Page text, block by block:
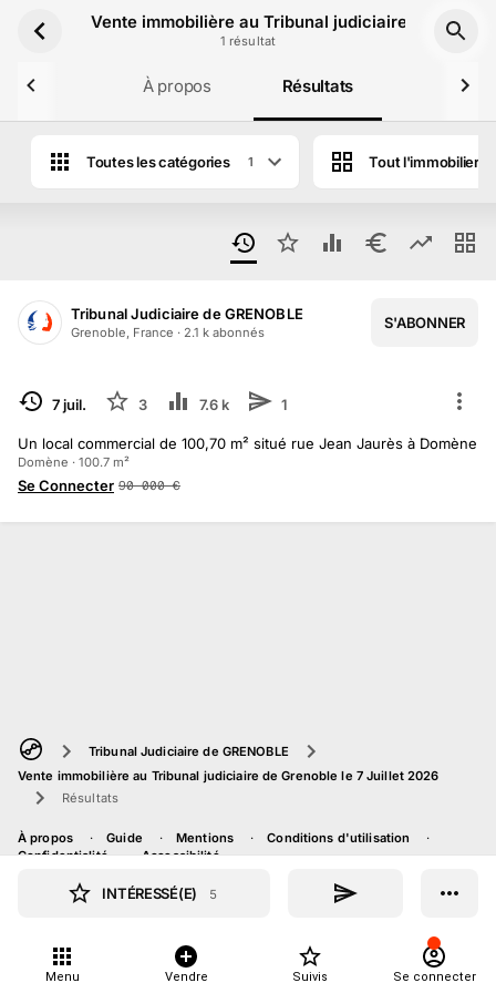
Vente immobilière au Tribunal judiciaire de
1 résultat
À propos Résultats
Toutes les catégories 1 Tout l'immobilier
Tribunal Judiciaire de GRENOBLE
Grenoble, France · 2.1 k abonnés
S'ABONNER
TERMINÉ7 juil. 3 7.6 k 1
Un local commercial de 100,70 m² situé rue Jean Jaurès à Domène
Domène · 100.7 m²
Se Connecter 90 000 €
Tribunal Judiciaire de GRENOBLE
Vente immobilière au Tribunal judiciaire de Grenoble le 7 Juillet 2026
Résultats
À propos Guide Mentions
Conditions d'utilisation
Confidentialité
Accessibilité
INTÉRESSÉ(E) 5
Menu Vendre Suivis Se connecter